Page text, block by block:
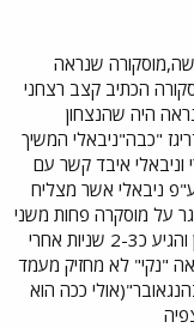
שנראה
הכתיב קצב רצחני
היה שהנצחון
"כבה"ניבאלי המשיך
איבד קשר עם
ניבאלי אשר מצליח
על מוסקרה פחות משני
ק"מ לסוף תוקף ומנצח,מוסקרה נראה מצויין והגיע כ2-3 שניות אחרי
"נקי" לא מחזיק מעמד
ככה הוא